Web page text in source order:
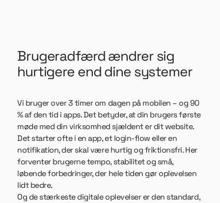
Brugeradfærd ændrer sig
hurtigere end dine systemer
Vi bruger over 3 timer om dagen på mobilen – og 90
% af den tid i apps. Det betyder, at din brugers første
møde med din virksomhed sjældent er dit website.
Det starter ofte i en app, et login-flow eller en
notifikation, der skal være hurtig og friktionsfri. Her
forventer brugerne tempo, stabilitet og små,
løbende forbedringer, der hele tiden gør oplevelsen
lidt bedre.
Og de stærkeste digitale oplevelser er den standard,